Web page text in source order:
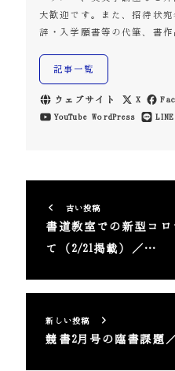
大歓迎です。また、招待状
辞・入学願書等の代筆、書
記事一覧
ウェブサイト X
YouTube WordPress LINE
古い投稿
書道教室での新型コ
て（2/21掲載）／…
新しい投稿
競書2月号の臨書課題